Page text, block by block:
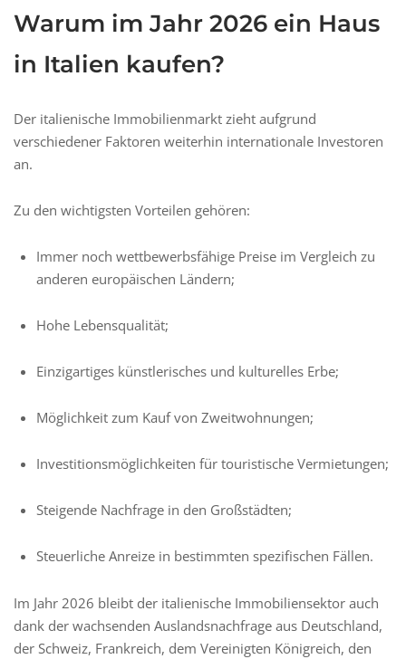
Warum im Jahr 2026 ein Haus
in Italien kaufen?
Der italienische Immobilienmarkt zieht aufgrund
verschiedener Faktoren weiterhin internationale Investoren
an.
Zu den wichtigsten Vorteilen gehören:
Immer noch wettbewerbsfähige Preise im Vergleich zu
anderen europäischen Ländern;
Hohe Lebensqualität;
Einzigartiges künstlerisches und kulturelles Erbe;
Möglichkeit zum Kauf von Zweitwohnungen;
Investitionsmöglichkeiten für touristische Vermietungen;
Steigende Nachfrage in den Großstädten;
Steuerliche Anreize in bestimmten spezifischen Fällen.
Im Jahr 2026 bleibt der italienische Immobiliensektor auch
dank der wachsenden Auslandsnachfrage aus Deutschland,
der Schweiz, Frankreich, dem Vereinigten Königreich, den